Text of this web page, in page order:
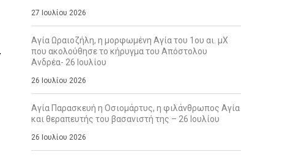
27 Ιουλίου 2026
Αγία Ωραιοζήλη, η μορφωμένη Αγία του 1ου αι. μΧ
που ακολούθησε το κήρυγμα του Απόστολου
Ανδρέα- 26 Ιουλίου
26 Ιουλίου 2026
Αγία Παρασκευή η Οσιομάρτυς, η φιλάνθρωπος Αγία
και θεραπευτής του βασανιστή της – 26 Ιουλίου
26 Ιουλίου 2026